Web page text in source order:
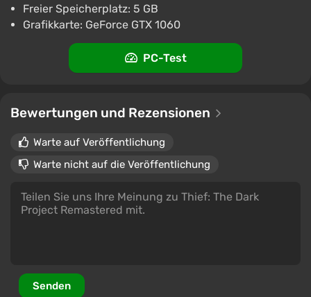
Freier Speicherplatz: 5 GB
Grafikkarte: GeForce GTX 1060
PC-Test
Bewertungen und Rezensionen
Warte auf Veröffentlichung
Warte nicht auf die Veröffentlichung
Senden